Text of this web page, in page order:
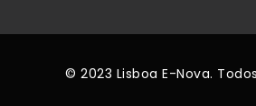
© 2023 Lisboa E-Nova.